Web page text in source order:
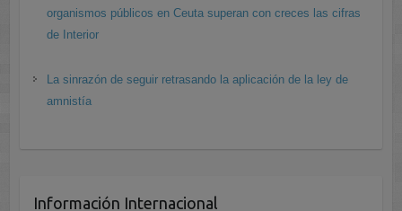
organismos públicos en Ceuta superan con creces las cifras
de Interior
La sinrazón de seguir retrasando la aplicación de la ley de
amnistía
Información Internacional